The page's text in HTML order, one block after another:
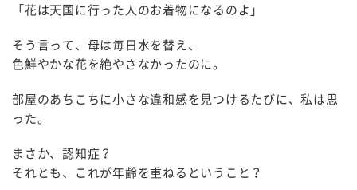
「花は天国に行った人のお着物になるのよ」
そう言って、母は毎日水を替え、
色鮮やかな花を絶やさなかったのに。
部屋のあちこちに小さな違和感を見つけるたびに、私は思
った。
まさか、認知症？
それとも、これが年齢を重ねるということ？